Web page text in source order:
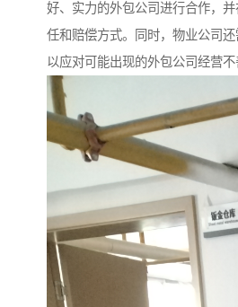
好、实力的外包公司进行合作，
任和赔偿方式。同时，物业公司还
以应对可能出现的外包公司经营不